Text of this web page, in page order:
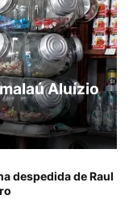
Aluízio
despedida de Raul